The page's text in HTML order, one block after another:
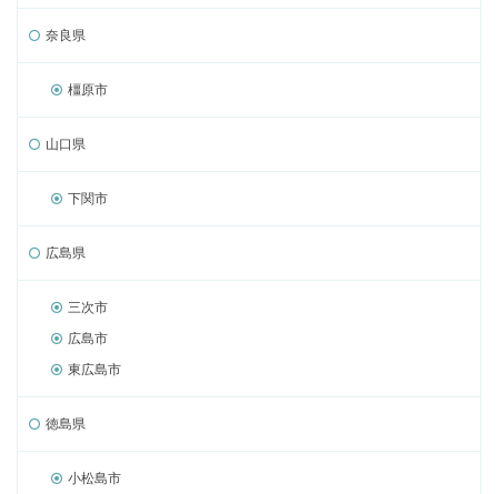
奈良県
橿原市
山口県
下関市
広島県
三次市
広島市
東広島市
徳島県
小松島市